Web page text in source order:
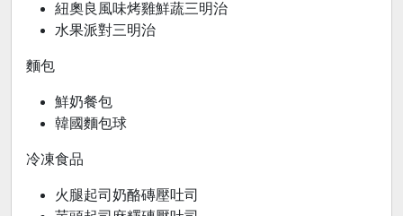
紐奧良風味烤雞鮮蔬三明治
水果派對三明治
麵包
鮮奶餐包
韓國麵包球
冷凍食品
火腿起司奶酪磚壓吐司